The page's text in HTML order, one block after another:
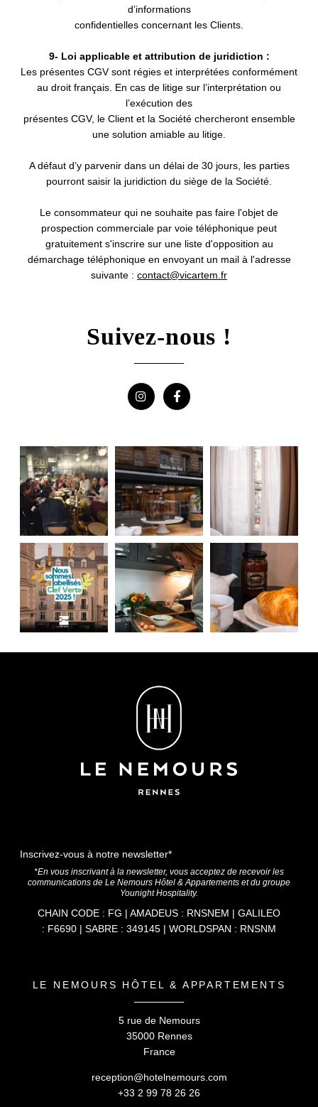
d’informations
confidentielles concernant les Clients.
9- Loi applicable et attribution de juridiction :
Les présentes CGV sont régies et interprétées conformément
au droit français. En cas de litige sur l’interprétation ou
l’exécution des
présentes CGV, le Client et la Société chercheront ensemble
une solution amiable au litige.
A défaut d’y parvenir dans un délai de 30 jours, les parties
pourront saisir la juridiction du siège de la Société.
Le consommateur qui ne souhaite pas faire l'objet de
prospection commerciale par voie téléphonique peut
gratuitement s'inscrire sur une liste d'opposition au
démarchage téléphonique en envoyant un mail à l'adresse
suivante : contact@vicartem.fr
Suivez-nous !
LE NEMOURS HÔTEL & APPARTEMENTS
5 rue de Nemours
35000 Rennes
France
reception@hotelnemours.com
+33 2 99 78 26 26
Inscrivez-vous à notre newsletter*
*En vous inscrivant à la newsletter, vous acceptez de recevoir les
communications de Le Nemours Hôtel & Appartements et du groupe
Younight Hospitality.
CHAIN CODE : FG | AMADEUS : RNSNEM | GALILEO
: F6690 | SABRE : 349145 | WORLDSPAN : RNSNM